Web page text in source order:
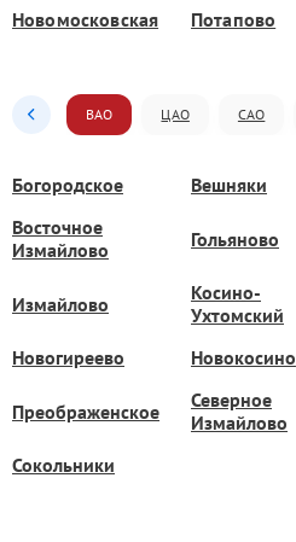
Новомосковская Потапово
ВАО ЦАО САО
Богородское Вешняки
Восточное
Измайлово
Гольяново
Измайлово
Косино-
Ухтомский
Новогиреево Новокосино
Преображенское
Северное
Измайлово
Сокольники